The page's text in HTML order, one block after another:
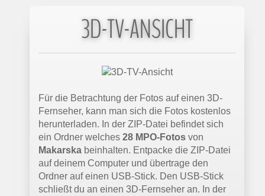
3D-TV-ANSICHT
Für die Betrachtung der Fotos auf einen 3D-
Fernseher, kann man sich die Fotos kostenlos
herunterladen. In der ZIP-Datei befindet sich
ein Ordner welches 28 MPO-Fotos von
Makarska beinhalten. Entpacke die ZIP-Datei
auf deinem Computer und übertrage den
Ordner auf einen USB-Stick. Den USB-Stick
schließt du an einen 3D-Fernseher an. In der